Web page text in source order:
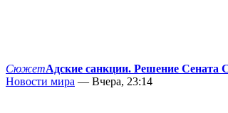
СюжетАдские санкции. Решение
Новости мира — Вчера, 23:14